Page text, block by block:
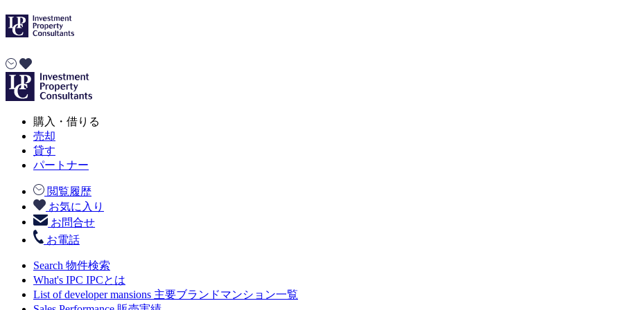
購入・借りる
売却
貸す
パートナー
閲覧履歴
お気に入り
お問合せ
お電話
Search 物件検索
What's IPC IPCとは
List of developer mansions 主要ブランドマンション一覧